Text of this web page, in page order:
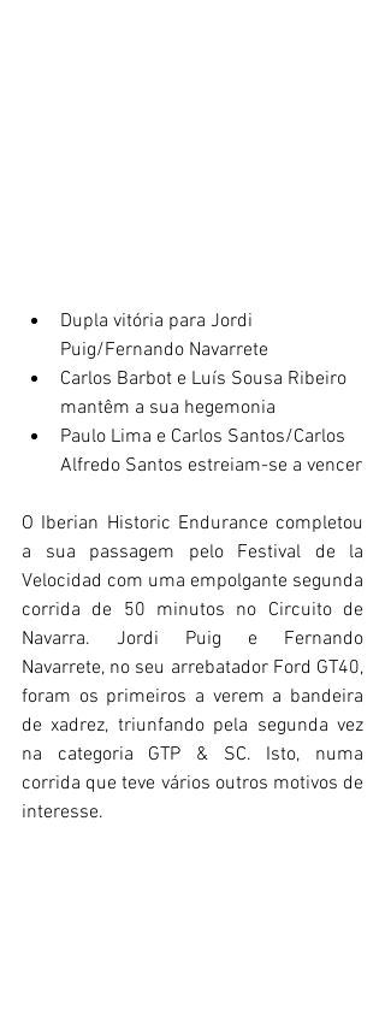
Dupla vitória para Jordi
Puig/Fernando Navarrete
Carlos Barbot e Luís Sousa Ribeiro
mantêm a sua hegemonia
Paulo Lima e Carlos Santos/Carlos
Alfredo Santos estreiam-se a vencer
O Iberian Historic Endurance completou
a sua passagem pelo Festival de la
Velocidad com uma empolgante segunda
corrida de 50 minutos no Circuito de
Navarra. Jordi Puig e Fernando
Navarrete, no seu arrebatador Ford GT40,
foram os primeiros a verem a bandeira
de xadrez, triunfando pela segunda vez
na categoria GTP & SC. Isto, numa
corrida que teve vários outros motivos de
interesse.